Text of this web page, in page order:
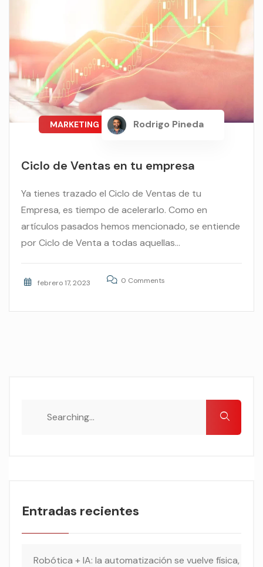
MARKETING , VENTAS
Rodrigo Pineda
Ciclo de Ventas en tu empresa
Ya tienes trazado el Ciclo de Ventas de tu
Empresa, es tiempo de acelerarlo. Como en
artículos pasados hemos mencionado, se entiende
por Ciclo de Venta a todas aquellas...
febrero 17, 2023 0 Comments
Entradas recientes
Robótica + IA: la automatización se vuelve física,